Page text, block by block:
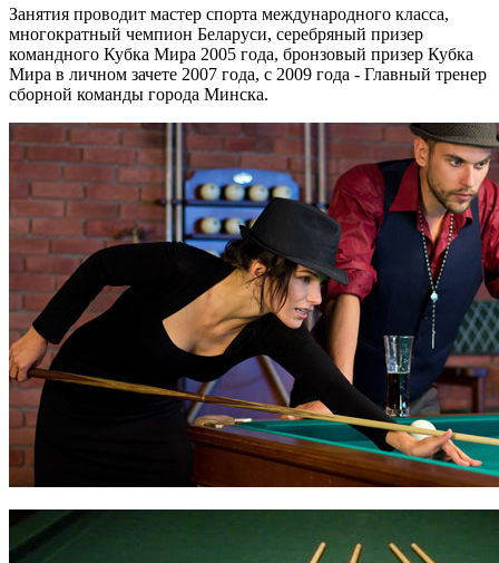
Занятия проводит мастер спорта международного класса,
многократный чемпион Беларуси, серебряный призер
командного Кубка Мира 2005 года, бронзовый призер Кубка
Мира в личном зачете 2007 года, с 2009 года - Главный тренер
сборной команды города Минска.